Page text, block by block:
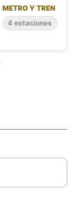
METRO Y TREN
4 estaciones